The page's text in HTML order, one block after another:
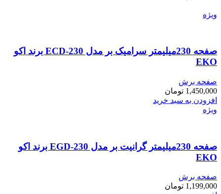
ویژه
صفحه 230میلیمتر سرامیک بر مدل ECD-230 برند اکو
EKO
صفحه برش
1,450,000 تومان
افزودن به سبد خرید
ویژه
صفحه 230میلیمتر گرانیت بر مدل EGD-230 برند اکو
EKO
صفحه برش
1,199,000 تومان